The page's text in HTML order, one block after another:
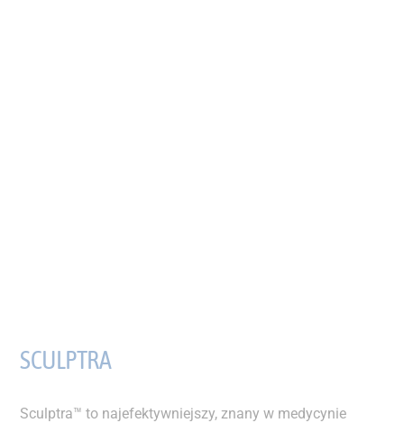
SCULPTRA
Sculptra™ to najefektywniejszy, znany w medycynie